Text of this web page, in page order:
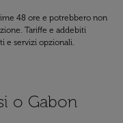
48 ore e potrebbero non
Tariffe e addebiti
e servizi opzionali.
o Gabon